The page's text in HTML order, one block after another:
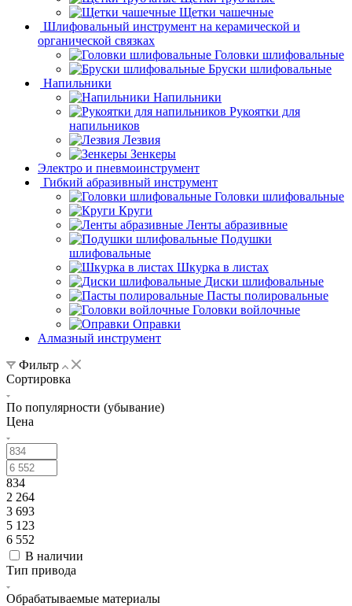
Щетки чашечные
Шлифовальный инструмент на керамической и
органической связках
Головки шлифовальные
Бруски шлифовальные
Напильники
Напильники
Рукоятки для
напильников
Лезвия
Зенкеры
Электро и пневмоинструмент
Гибкий абразивный инструмент
Головки шлифовальные
Круги
Ленты абразивные
Подушки
шлифовальные
Шкурка в листах
Диски шлифовальные
Пасты полировальные
Головки войлочные
Оправки
Алмазный инструмент
Фильтр
Сортировка
По популярности (убывание)
Цена
834
2 264
3 693
5 123
6 552
В наличии
Тип привода
Обрабатываемые материалы